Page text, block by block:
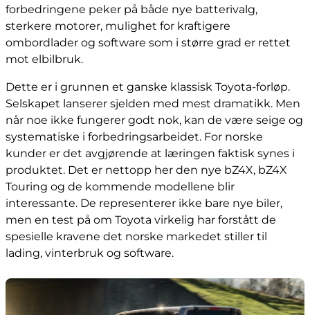
forbedringene peker på både nye batterivalg,
sterkere motorer, mulighet for kraftigere
ombordlader og software som i større grad er rettet
mot elbilbruk.
Dette er i grunnen et ganske klassisk Toyota-forløp.
Selskapet lanserer sjelden med mest dramatikk. Men
når noe ikke fungerer godt nok, kan de være seige og
systematiske i forbedringsarbeidet. For norske
kunder er det avgjørende at læringen faktisk synes i
produktet. Det er nettopp her den nye bZ4X, bZ4X
Touring og de kommende modellene blir
interessante. De representerer ikke bare nye biler,
men en test på om Toyota virkelig har forstått de
spesielle kravene det norske markedet stiller til
lading, vinterbruk og software.